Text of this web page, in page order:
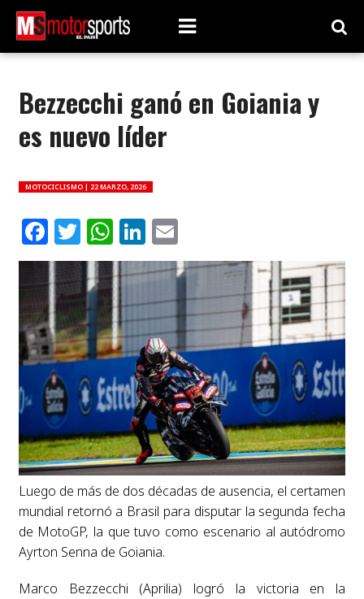
Bezzecchi ganó en Goiania y
es nuevo líder
MOTOCICLISMO | 22 MARZO, 2026
Facebook
Twitter
WhatsApp
LinkedIn
Email
Luego de más de dos décadas de ausencia, el certamen
mundial retornó a Brasil para disputar la segunda fecha
de MotoGP, la que tuvo como escenario al autódromo
Ayrton Senna de Goiania.
Marco Bezzecchi (Aprilia) logró la victoria en la